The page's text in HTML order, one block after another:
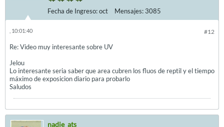
Fecha de Ingreso:oct Mensajes:3085
#12
, 10:01:40
Re: Video muy interesante sobre UV
Jelou
Lo interesante seria saber que area cubren los fluos de reptil y el tiempo
máximo de exposicion diario para probarlo
Saludos
nadie_ats